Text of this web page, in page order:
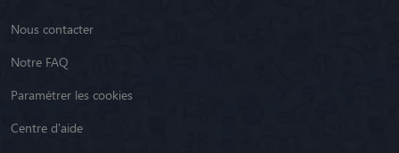
Nous contacter
Notre FAQ
Paramétrer les cookies
Centre d'aide